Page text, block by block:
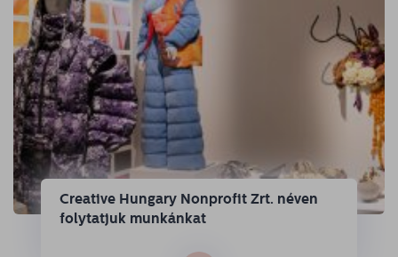
Creative Hungary Nonprofit Zrt. néven
folytatjuk munkánkat